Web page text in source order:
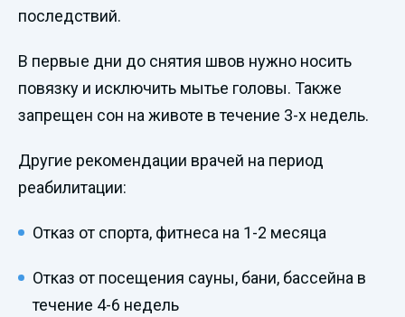
последствий.
В первые дни до снятия швов нужно носить
повязку и исключить мытье головы. Также
запрещен сон на животе в течение 3-х недель.
Другие рекомендации врачей на период
реабилитации:
Отказ от спорта, фитнеса на 1-2 месяца
Отказ от посещения сауны, бани, бассейна в
течение 4-6 недель